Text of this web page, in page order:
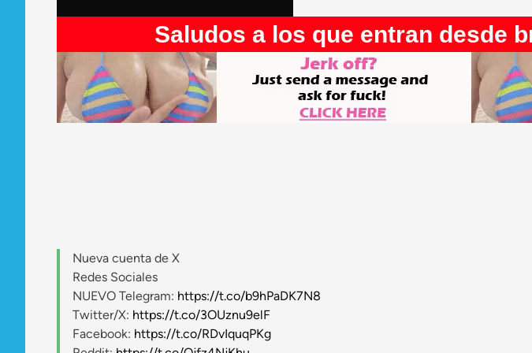
Saludos a los que entran desde
Nueva cuenta de X
Redes Sociales
NUEVO Telegram: https://t.co/b9hPaDK7N8
Twitter/X: https://t.co/3OUznu9elF
Facebook: https://t.co/RDvIquqPKg